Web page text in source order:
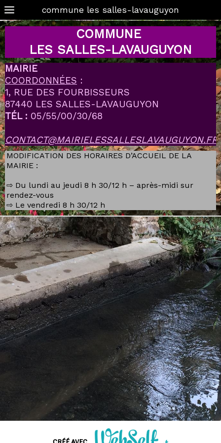
commune les salles-lavauguyon
COMMUNE
LES SALLES-LAVAUGUYON
MAIRIE
COORDONNÉES :
1, RUE DES FOURBISSEURS
87440 LES SALLES-LAVAUGUYON
TÉL : 05/55/00/30/68
CONTACT@MAIRIELESSALLESLAVAUGUYON.FR
MODIFICATION DES HORAIRES D’ACCUEIL DE LA
MAIRIE :
⇨ Du lundi au jeudi 8 h 30/12 h – après-midi sur
rendez-vous
⇨ Le vendredi 8 h 30/12 h